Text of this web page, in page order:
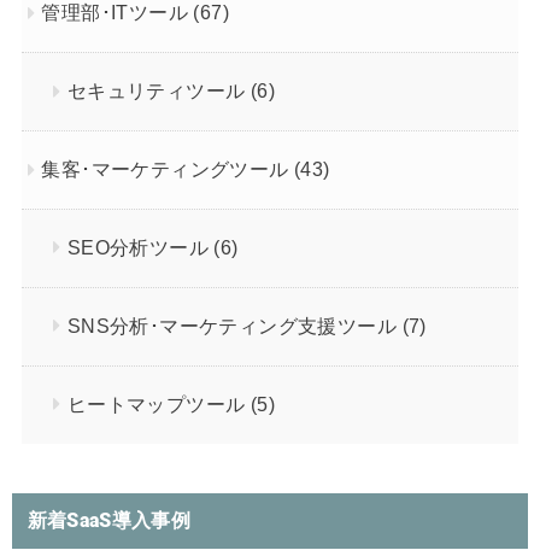
管理部･ITツール (67)
セキュリティツール (6)
集客･マーケティングツール (43)
SEO分析ツール (6)
SNS分析･マーケティング支援ツール (7)
ヒートマップツール (5)
新着SaaS導入事例